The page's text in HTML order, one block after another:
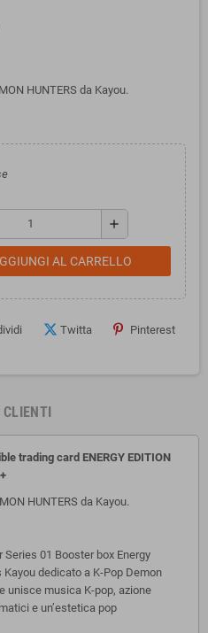
HUNTERS da Kayou.
add
AL CARRELLO
Twitta Pinterest
CLIENTI
trading card ENERGY EDITION
HUNTERS da Kayou.
01 Booster box Energy
dedicato a K-Pop Demon
unisce musica K-pop, azione
e un’estetica pop